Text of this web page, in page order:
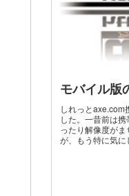
モバイル版
しれっとaxe.com
した。一昔前は
ったり解像度が
が、もう特に気